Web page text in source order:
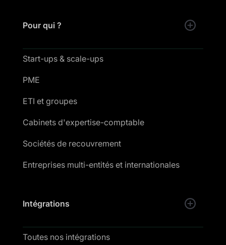
Pour qui ?
Start-ups & scale-ups
PME
ETI et groupes
Cabinets d'expertise-comptable
Sociétés de recouvrement
Entreprises multi-entités et internationales
Intégrations
Toutes nos intégrations